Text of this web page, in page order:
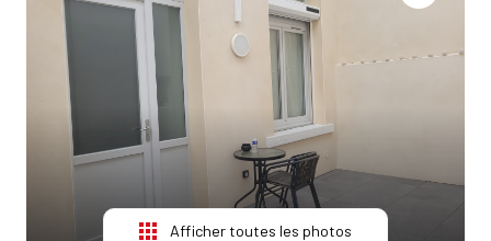
AGENCES
CONTACT
Afficher toutes les photos